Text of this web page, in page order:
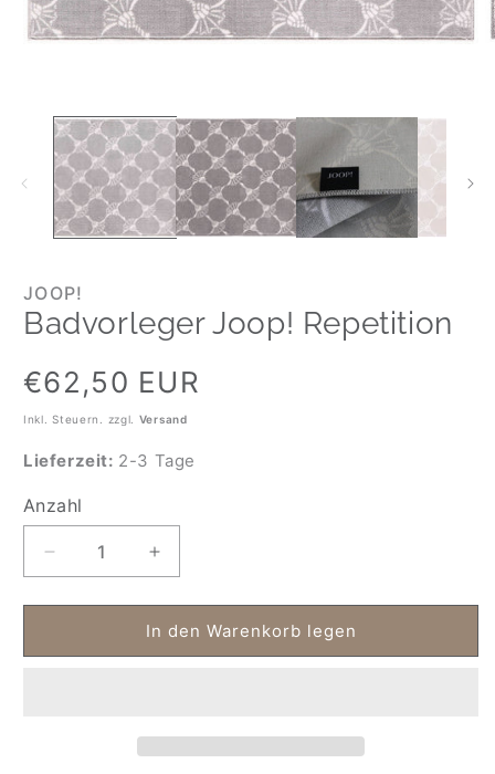
JOOP!
Badvorleger Joop! Repetition
Normaler
Preis
€62,50 EUR
Inkl. Steuern. zzgl. Versand
Lieferzeit: 2-3 Tage
Anzahl
Anzahl
Verringere
die
Menge
Badvorleger
Erhöhe
die
Menge
für
Badvorleger
In den Warenkorb legen